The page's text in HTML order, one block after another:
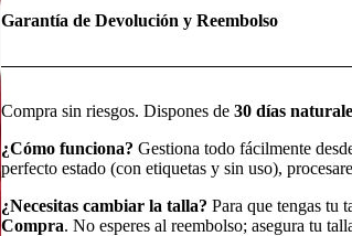
Garantía de Devolución y Reembolso
Compra sin riesgos. Dispones de 30 días
¿Cómo funciona? Gestiona todo fácilmente
perfecto estado (con etiquetas y sin uso),
¿Necesitas cambiar la talla? Para que tengas tu
Compra. No esperes al reembolso; asegura tu